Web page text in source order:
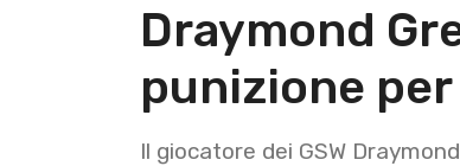
Draymond
punizione per
Il giocatore dei GSW